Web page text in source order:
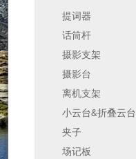
提词器
话筒杆
摄影支架
摄影台
离机支架
小云台&折叠云台
夹子
场记板